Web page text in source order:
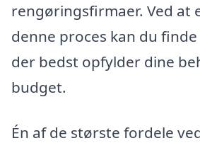
rengøringsfirmaer. Ved at
denne proces kan du
der bedst opfylder dine
budget.
Én af de største fordele